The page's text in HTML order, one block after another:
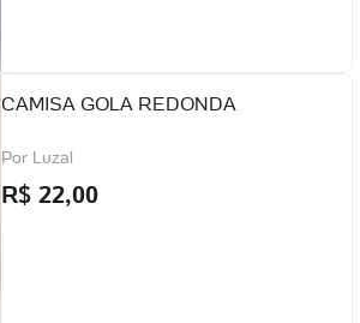
CAMISA GOLA REDONDA
Por Luzal
R$ 22,00